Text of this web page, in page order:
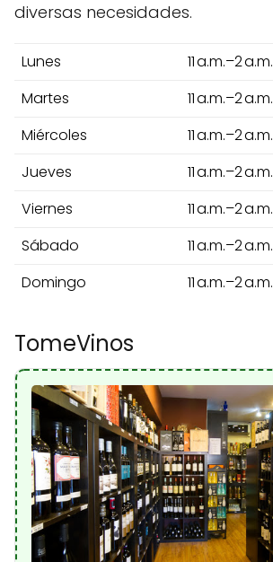
diversas necesidades.
Lunes
11 a.m.–2 a.m.
Martes
11 a.m.–2 a.m.
Miércoles
11 a.m.–2 a.m.
Jueves
11 a.m.–2 a.m.
Viernes
11 a.m.–2 a.m.
Sábado
11 a.m.–2 a.m.
Domingo
11 a.m.–2 a.m.
TomeVinos